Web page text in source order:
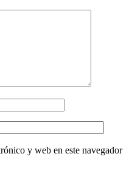
y web en este navegador